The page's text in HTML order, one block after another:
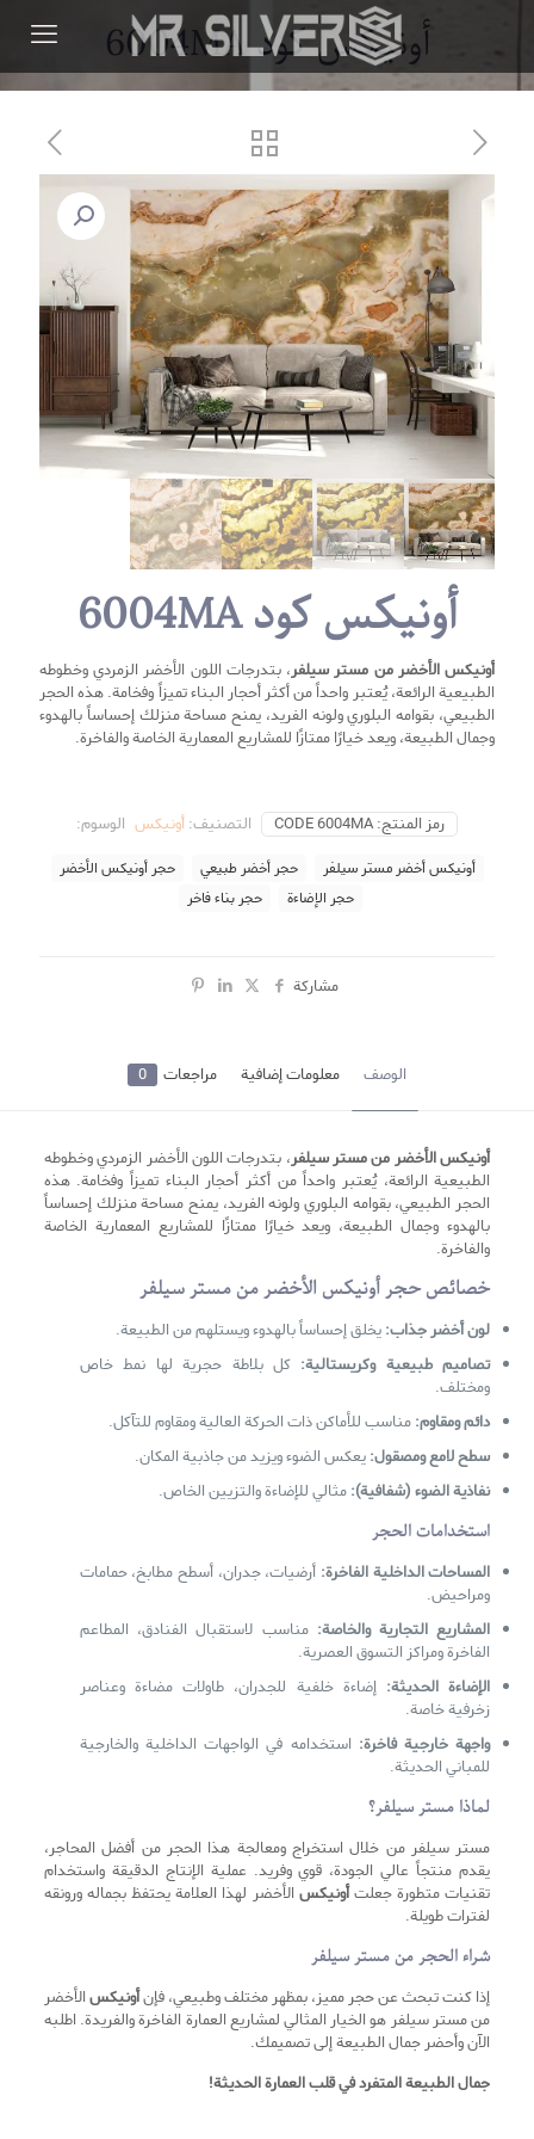
أونیکس کود 6004MA
أونیکس کود 6004MA
أونیکس الأخضر من مستر سيلفر، بتدرجات اللون الأخضر الزمردي وخطوطه
الطبيعية الرائعة، يُعتبر واحداً من أكثر أحجار البناء تميزاً وفخامة. هذه الحجر
الطبيعي، بقوامه البلوري ولونه الفريد، يمنح مساحة منزلك إحساساً بالهدوء
وجمال الطبيعة، ويعد خيارًا ممتازًا للمشاريع المعمارية الخاصة والفاخرة.
رمز المنتج:CODE 6004MA التصنيف:أونیکس الوسوم:
أونیکس أخضر مستر سيلفر حجر أخضر طبيعي
حجر أونیکس الأخضر
حجر الإضاءة
حجر بناء فاخر
مشاركة
الوصف معلومات إضافية مراجعات 0
أونیکس الأخضر من مستر سيلفر، بتدرجات اللون الأخضر الزمردي وخطوطه
الطبيعية الرائعة، يُعتبر واحداً من أكثر أحجار البناء تميزاً وفخامة. هذه
الحجر الطبيعي، بقوامه البلوري ولونه الفريد، يمنح مساحة منزلك إحساساً
بالهدوء وجمال الطبيعة، ويعد خيارًا ممتازًا للمشاريع المعمارية الخاصة
والفاخرة.
خصائص حجرأونیکس الأخضر من مستر سيلفر
لون أخضر جذاب:يخلق إحساساً بالهدوء ويستلهم من الطبيعة.
تصاميم طبيعية وكريستالية: كل بلاطة حجرية لها نمط خاص
ومختلف.
دائم ومقاوم:مناسب للأماكن ذات الحركة العالية ومقاوم للتآكل.
سطح لامع ومصقول:يعكس الضوء ويزيد من جاذبية المكان.
نفاذية الضوء (شفافية):مثالي للإضاءة والتزيين الخاص.
استخدامات الحجر
المساحات الداخلية الفاخرة: أرضيات، جدران، أسطح مطابخ، حمامات
ومراحيض.
المشاريع التجارية والخاصة: مناسب لاستقبال الفنادق، المطاعم
الفاخرة ومراكز التسوق العصرية.
الإضاءة الحديثة: إضاءة خلفية للجدران، طاولات مضاءة وعناصر
زخرفية خاصة.
واجهة خارجية فاخرة: استخدامه في الواجهات الداخلية والخارجية
للمباني الحديثة.
لماذا مستر سيلفر؟
مستر سيلفر من خلال استخراج ومعالجة هذا الحجر من أفضل المحاجر،
يقدم منتجاً عالي الجودة، قوي وفريد. عملية الإنتاج الدقيقة واستخدام
تقنيات متطورة جعلتأونیکس الأخضر لهذا العلامة يحتفظ بجماله ورونقه
لفترات طويلة.
شراء الحجر من مستر سيلفر
إذا كنت تبحث عن حجر مميز، بمظهر مختلف وطبيعي، فإنأونیکسالأخضر
من مستر سيلفر هو الخيار المثالي لمشاريع العمارة الفاخرة والفريدة. اطلبه
الآن وأحضر جمال الطبيعة إلى تصميمك.
جمال الطبيعة المتفرد في قلب العمارة الحديثة!